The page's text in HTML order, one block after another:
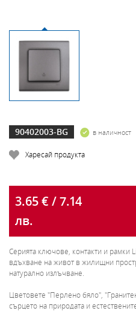
90402003-BG в наличност
Харесай продукта
3.65 € / 7.14
лв.
Серията ключове, контакти и рамки
вдъхване на живот в жилищни
натурално излъчване.
Цветовете "Перлено бяло",
сърцето на природата и